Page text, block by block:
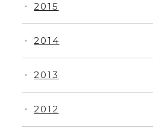
・ 2012
・ 2013
・ 2014
・ 2015